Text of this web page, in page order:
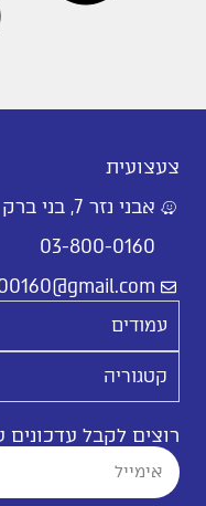
צעצועית
אבני נזר 7, בני ברק
03-800-0160
עמודים
קטגוריה
רוצים לקבל